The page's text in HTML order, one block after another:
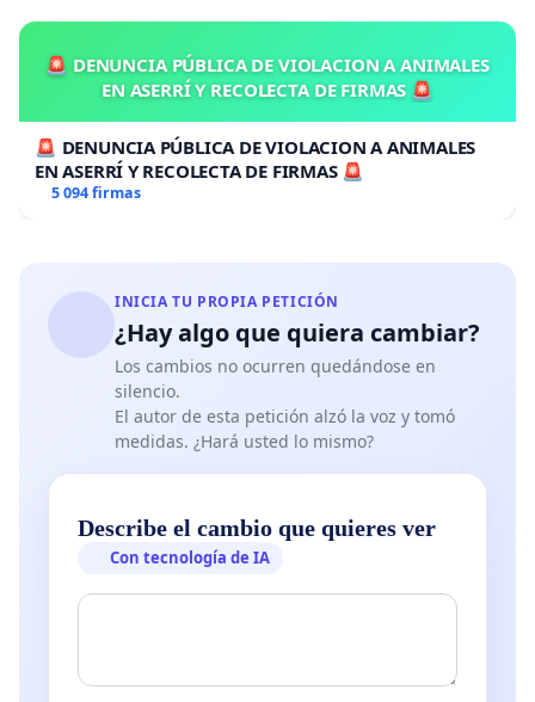
🚨 DENUNCIA PÚBLICA DE VIOLACION A ANIMALES
EN ASERRÍ Y RECOLECTA DE FIRMAS 🚨
🚨 DENUNCIA PÚBLICA DE VIOLACION A ANIMALES
EN ASERRÍ Y RECOLECTA DE FIRMAS 🚨
5 094 firmas
INICIA TU PROPIA PETICIÓN
¿Hay algo que quiera cambiar?
Los cambios no ocurren quedándose en
silencio.
El autor de esta petición alzó la voz y tomó
medidas. ¿Hará usted lo mismo?
Describe el cambio que quieres ver
Con tecnología de IA